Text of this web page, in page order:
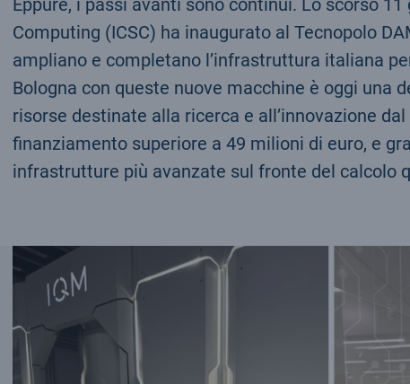
Eppure, i passi avanti sono continui. Lo scorso
Computing (ICSC) ha inaugurato al Tecnopolo
ampliano e completano l’infrastruttura italiana
Bologna con queste nuove macchine è oggi una
risorse destinate alla ricerca e all’innovazione
finanziamento superiore a 49 milioni di euro, e
infrastrutture più avanzate sul fronte del calcolo